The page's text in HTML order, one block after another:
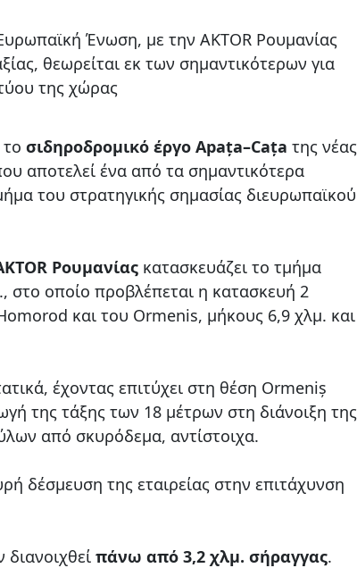
Ένωση, με την AKTOR Ρουμανίας
θεωρείται εκ των σημαντικότερων για
της χώρας
σιδηροδρομικό έργο Apața–Cața της νέας
αποτελεί ένα από τα σημαντικότερα
του στρατηγικής σημασίας διευρωπαϊκού
Ρουμανίας κατασκευάζει το τμήμα
., στο οποίο προβλέπεται η κατασκευή 2
και του Ormenis, μήκους 6,9 χλμ. και
έχοντας επιτύχει στη θέση Ormeniș
της τάξης των 18 μέτρων στη διάνοιξη της
από σκυρόδεμα, αντίστοιχα.
δέσμευση της εταιρείας στην επιτάχυνση
πάνω από 3,2 χλμ. σήραγγας.